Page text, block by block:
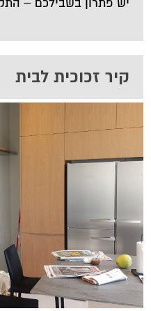
יש פתרון בשבילכם –
קיר זכוכית לבית